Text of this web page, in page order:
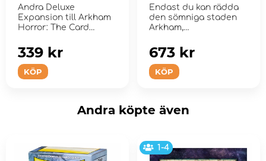
Andra Deluxe
Expansion till Arkham
Horror: The Card
KÖP
339 kr
Endast du kan rädda
den sömniga staden
Arkham,
KÖP
673 kr
Andra köpte även
1-4